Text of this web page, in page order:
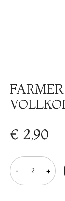
€ 2,90
- +